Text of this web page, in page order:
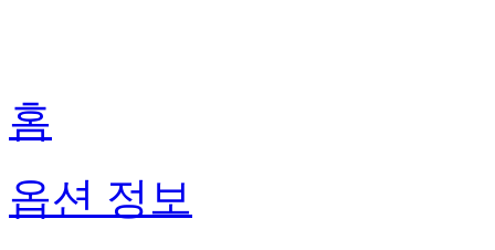
홈
옵션 정보